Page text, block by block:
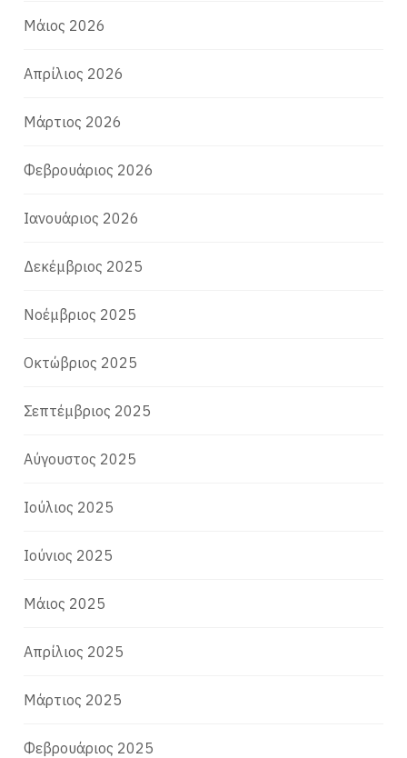
Μάιος 2026
Απρίλιος 2026
Μάρτιος 2026
Φεβρουάριος 2026
Ιανουάριος 2026
Δεκέμβριος 2025
Νοέμβριος 2025
Οκτώβριος 2025
Σεπτέμβριος 2025
Αύγουστος 2025
Ιούλιος 2025
Ιούνιος 2025
Μάιος 2025
Απρίλιος 2025
Μάρτιος 2025
Φεβρουάριος 2025